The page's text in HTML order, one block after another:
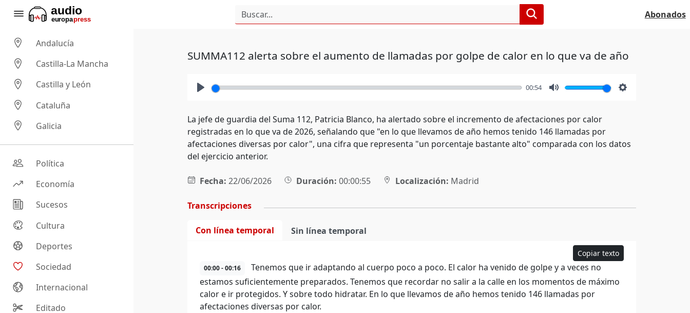
Abonados
Andalucía
Castilla-La Mancha
Castilla y León
Cataluña
Galicia
Política
Economía
Sucesos
Cultura
Deportes
Sociedad
Internacional
Editado
SUMMA112 alerta sobre el aumento de llamadas por golpe de calor en lo que va de año
00:54
La jefe de guardia del Suma 112, Patricia Blanco, ha alertado sobre el incremento de afectaciones por calor
registradas en lo que va de 2026, señalando que "en lo que llevamos de año hemos tenido 146 llamadas por
afectaciones diversas por calor", una cifra que representa "un porcentaje bastante alto" comparada con los datos
del ejercicio anterior.
Fecha: 22/06/2026 Duración: 00:00:55 Localización: Madrid
Transcripciones
Con línea temporal Sin línea temporal
Copiar texto
00:00 - 00:16
Tenemos que ir adaptando al cuerpo poco a poco. El calor ha venido de golpe y a veces no
estamos suficientemente preparados. Tenemos que recordar no salir a la calle en los momentos de máximo
calor e ir protegidos. Y sobre todo hidratar. En lo que llevamos de año hemos tenido 146 llamadas por
afectaciones diversas por calor.